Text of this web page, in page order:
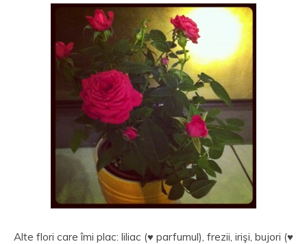
Alte flori care îmi plac: liliac (♥ parfumul), frezii, irişi, bujori (♥